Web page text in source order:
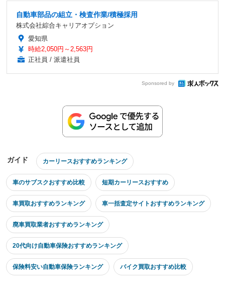
自動車部品の組立・検査作業/積極採用
株式会社綜合キャリアオプション
愛知県
時給2,050円～2,563円
正社員 / 派遣社員
Sponsored by
ガイド カーリースおすすめランキング
車のサブスクおすすめ比較 短期カーリースおすすめ
車買取おすすめランキング 車一括査定サイトおすすめランキング
廃車買取業者おすすめランキング
20代向け自動車保険おすすめランキング
保険料安い自動車保険ランキング バイク買取おすすめ比較